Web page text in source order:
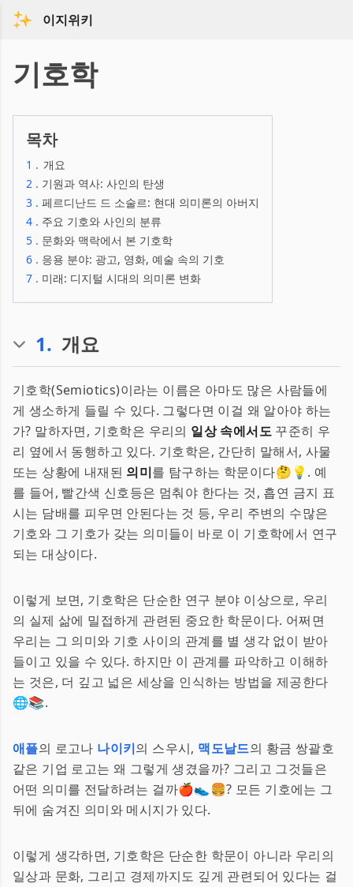
이지위키
기호학
목차
1 . 개요
2 . 기원과 역사: 사인의 탄생
3 . 페르디난드 드 소술르: 현대 의미론의 아버지
4 . 주요 기호와 사인의 분류
5 . 문화와 맥락에서 본 기호학
6 . 응용 분야: 광고, 영화, 예술 속의 기호
7 . 미래: 디지털 시대의 의미론 변화
1. 개요
기호학(Semiotics)이라는 이름은 아마도 많은 사람들에
게 생소하게 들릴 수 있다. 그렇다면 이걸 왜 알아야 하는
가? 말하자면, 기호학은 우리의 일상 속에서도 꾸준히 우
리 옆에서 동행하고 있다. 기호학은, 간단히 말해서, 사물
또는 상황에 내재된 의미를 탐구하는 학문이다🤔💡. 예
를 들어, 빨간색 신호등은 멈춰야 한다는 것, 흡연 금지 표
시는 담배를 피우면 안된다는 것 등, 우리 주변의 수많은
기호와 그 기호가 갖는 의미들이 바로 이 기호학에서 연구
되는 대상이다.
이렇게 보면, 기호학은 단순한 연구 분야 이상으로, 우리
의 실제 삶에 밀접하게 관련된 중요한 학문이다. 어쩌면
우리는 그 의미와 기호 사이의 관계를 별 생각 없이 받아
들이고 있을 수 있다. 하지만 이 관계를 파악하고 이해하
는 것은, 더 깊고 넓은 세상을 인식하는 방법을 제공한다
🌐📚.
애플의 로고나 나이키의 스우시, 맥도날드의 황금 쌍괄호
같은 기업 로고는 왜 그렇게 생겼을까? 그리고 그것들은
어떤 의미를 전달하려는 걸까🍎👟🍔? 모든 기호에는 그
뒤에 숨겨진 의미와 메시지가 있다.
이렇게 생각하면, 기호학은 단순한 학문이 아니라 우리의
일상과 문화, 그리고 경제까지도 깊게 관련되어 있다는 걸